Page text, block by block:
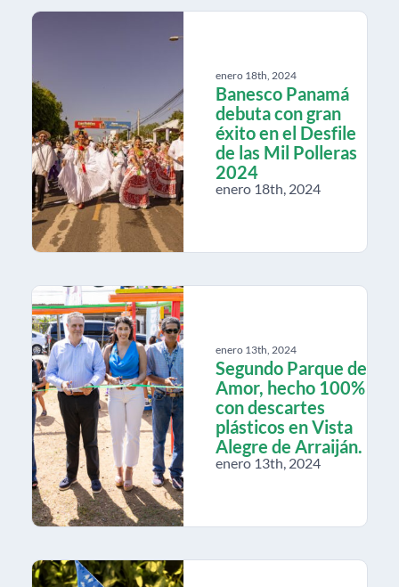
enero 18th, 2024
Banesco Panamá
debuta con gran
éxito en el Desfile
de las Mil Polleras
2024
enero 18th, 2024
enero 13th, 2024
Segundo Parque de
Amor, hecho 100%
con descartes
plásticos en Vista
Alegre de Arraiján.
enero 13th, 2024